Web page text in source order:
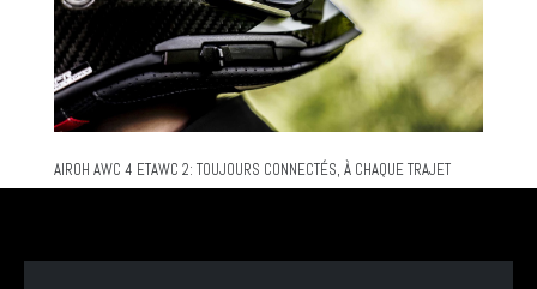
AIROH AWC 4 ETAWC 2: TOUJOURS CONNECTÉS, À CHAQUE TRAJET